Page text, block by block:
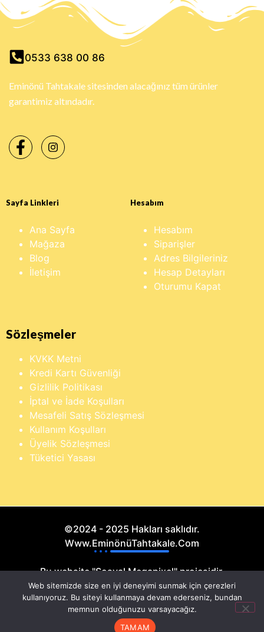
0533 638 00 86
Eminönü Tahtakale sitesinden alacağınız tüm ürünler
garantimiz altındadır.
Sayfa Linkleri
Ana Sayfa
Mağaza
Blog
İletişim
Hesabım
Hesabım
Siparişler
Adres Bilgileriniz
Hesap Detayları
Oturumu Kapat
Sözleşmeler
KVKK Metni
Kredi Kartı Güvenliği
Gizlilik Politikası
İptal ve İade Koşulları
Mesafeli Satış Sözleşmesi
Kullanım Koşulları
Üyelik Sözleşmesi
Tüketici Yasası
©2024 - 2025 Hakları saklıdır.
Www.EminönüTahtakale.Com
Bu website "Sosyal Megapixel" projesidir.
Web sitemizde size en iyi deneyimi sunmak için çerezleri
kullanıyoruz. Bu siteyi kullanmaya devam ederseniz, bundan
memnun olduğunuzu varsayacağız.
TAMAM